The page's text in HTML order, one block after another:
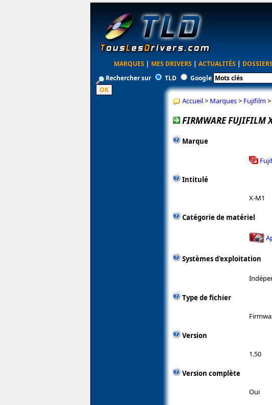
MARQUES | MES DRIVERS | ACTUALITÉS | DOSSIERS
Rechercher sur
TLD Google
Accueil> Marques> Fujifilm>
FIRMWARE FUJIFILM
Marque
Intitulé
X-M1
Catégorie de matériel
Systèmes d'exploitation
Type de fichier
Version
1.50
Version complète
Oui